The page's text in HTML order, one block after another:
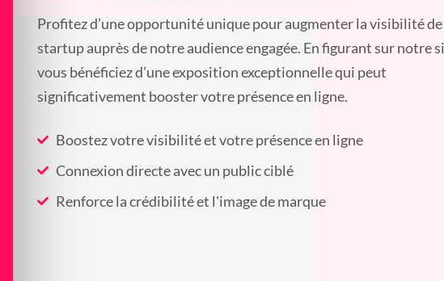
Profitez d’une opportunité unique pour augmenter la visibilité
startup auprès de notre audience engagée. En figurant sur notre
vous bénéficiez d’une exposition exceptionnelle qui peut
significativement booster votre présence en ligne.
Boostez votre visibilité et votre présence en ligne
Connexion directe avec un public ciblé
Renforce la crédibilité et l'image de marque